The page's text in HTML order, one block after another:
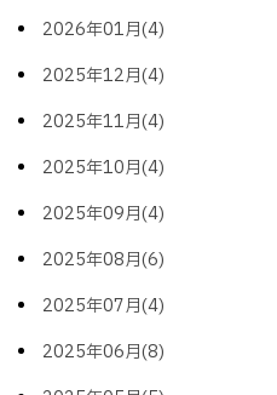
2026年01月(4)
2025年12月(4)
2025年11月(4)
2025年10月(4)
2025年09月(4)
2025年08月(6)
2025年07月(4)
2025年06月(8)